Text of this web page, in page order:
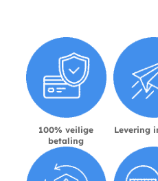
100% veilige
betaling
Levering